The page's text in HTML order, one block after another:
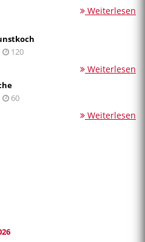
Weiterlesen
120
Weiterlesen
60
Weiterlesen